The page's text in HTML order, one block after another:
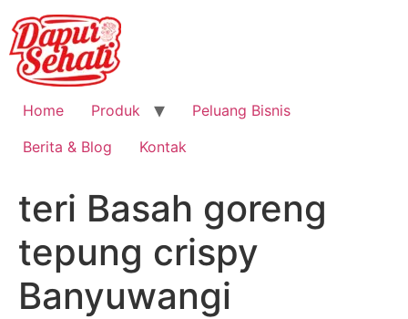
Home Produk
Peluang Bisnis
Berita & Blog
Kontak
teri Basah goreng
tepung crispy
Banyuwangi